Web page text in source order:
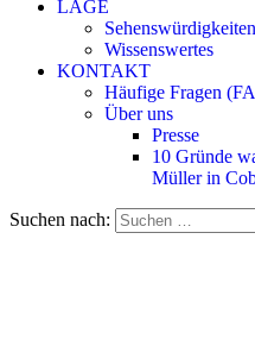
LAGE
Sehenswürdigkeiten
Wissenswertes
KONTAKT
Häufige Fragen
Über uns
Presse
10 Gründe
Müller in
Suchen nach: